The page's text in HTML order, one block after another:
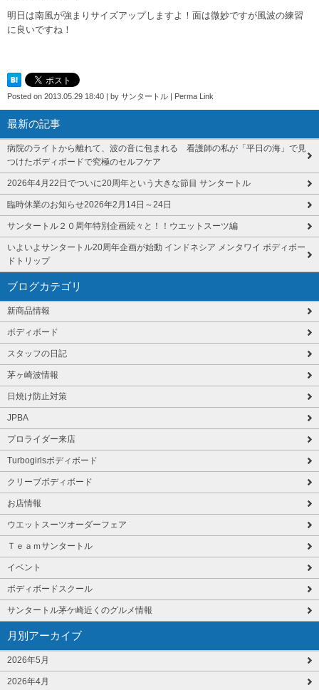
明日は南風が強まりサイズアップしますよ！面は微妙ですが風波の練習
に良いですね！
Posted on 2013.05.29 18:40 | by サンタートル | Perma Link
最新の記事
病院のライトから離れて、波の音に包まれる 看護師の私が「平日の海」で見
つけたボディボードで究極のセルフケア
2026年4月22日でついに20周年という大きな節目 サンタートル
臨時休業のお知らせ2026年2月14日～24日
サンタートル２０周年特別企画続々と！！ウエットスーツ編
いよいよサンタートル20周年企画が始動 インドネシア メンタワイ ボディボー
ドトリップ
ブログカテゴリ
新商品情報
ボディボード
スタッフの日記
茅ヶ崎波情報
日焼け防止対策
JPBA
プロライダー来店
Turbogirlsボディボード
クリーブボディボード
お店情報
ウエットスーツオーダーフェア
Ｔｅａｍサンタートル
イベント
ボディボードスクール
サンタートル茅ケ崎近くのグルメ情報
月別アーカイブ
2026年5月
2026年4月